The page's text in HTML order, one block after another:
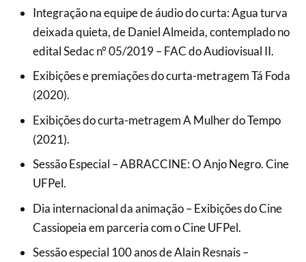
Integração na equipe de áudio do curta: Agua turva
deixada quieta, de Daniel Almeida, contemplado no
edital Sedac n° 05/2019 – FAC do Audiovisual II.
Exibições e premiações do curta-metragem Tá Foda
(2020).
Exibições do curta-metragem A Mulher do Tempo
(2021).
Sessão Especial – ABRACCINE: O Anjo Negro. Cine
UFPel.
Dia internacional da animação – Exibições do Cine
Cassiopeia em parceria com o Cine UFPel.
Sessão especial 100 anos de Alain Resnais –